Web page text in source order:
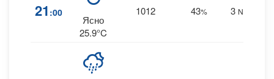
21 :00
Ясно
25.9°C
1012 43% 3 NNW